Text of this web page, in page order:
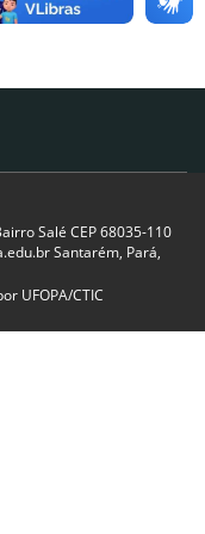
Salé CEP 68035-110
Santarém, Pará,
UFOPA/CTIC